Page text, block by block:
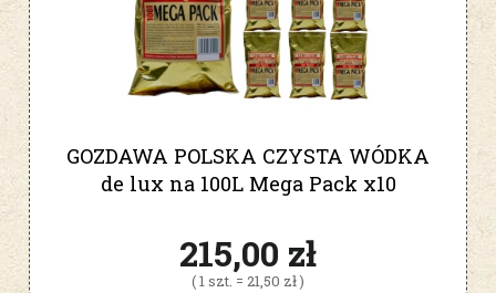
GOZDAWA POLSKA CZYSTA WÓDKA
de lux na 100L Mega Pack x10
215,00 zł
( 1 szt. = 21,50 zł )